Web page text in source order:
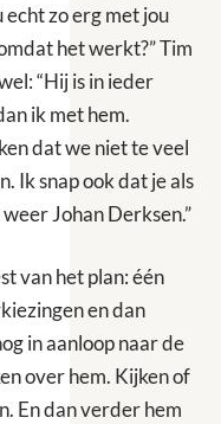
echt zo erg met jou
het werkt?” Tim
“Hij is in ieder
ik met hem.
dat we niet te veel
Ik snap ook dat je als
Johan Derksen.”
van het plan: één
en dan
in aanloop naar de
over hem. Kijken of
En dan verder hem